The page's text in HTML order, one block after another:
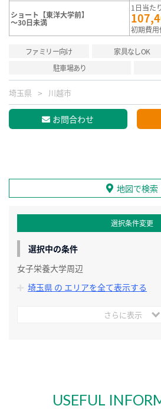
ショート【東洋大学前】
～30日未満
1日当た
初期費
ファミリー向け 家具なしOK
駐車場あり
埼玉県 川越市
お問合わせ
地図で検索
選択条件変更
選択中の条件
女子栄養大学周辺
埼玉県 の エリアを全て表示する
さらに表示
USEFUL